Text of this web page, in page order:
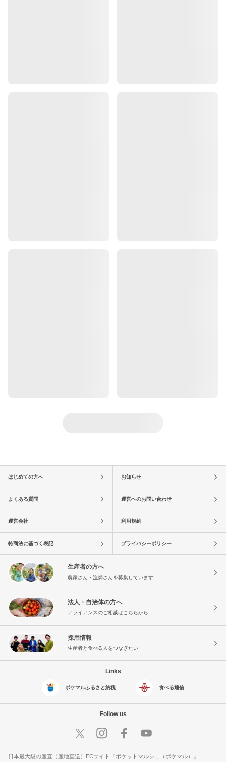
はじめての方へ お知らせ
よくある質問 運営へのお問い合わせ
運営会社 利用規約
特商法に基づく表記 プライバシーポリシー
生産者の方へ
農家さん・漁師さんを募集しています!
法人・自治体の方へ
アライアンスのご相談はこちらから
採用情報
生産者と食べる人をつなぎたい
Links
ポケマルふるさと納税 食べる通信
Follow us
日本最大級の産直（産地直送）ECサイト『ポケットマルシェ（ポケマル）』